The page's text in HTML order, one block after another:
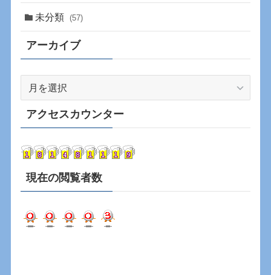
未分類 (57)
アーカイブ
カ
イ
アクセスカウンター
現在の閲覧者数